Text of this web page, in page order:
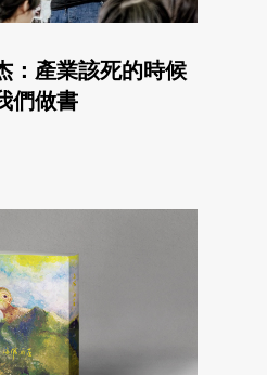
：產業該死的時候
們做書